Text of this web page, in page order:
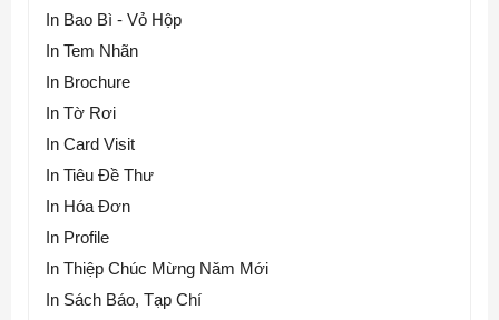
In Bao Bì - Vỏ Hộp
In Tem Nhãn
In Brochure
In Tờ Rơi
In Card Visit
In Tiêu Đề Thư
In Hóa Đơn
In Profile
In Thiệp Chúc Mừng Năm Mới
In Sách Báo, Tạp Chí